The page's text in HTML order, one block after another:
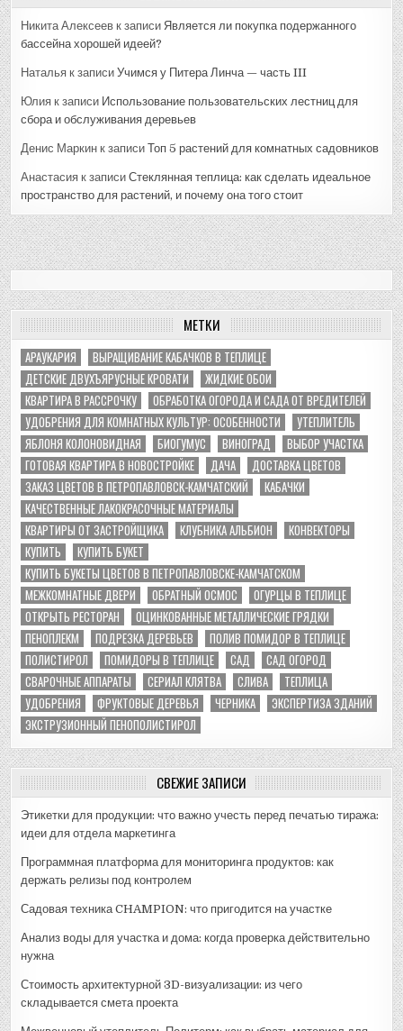
Никита Алексеев к записи Является ли покупка подержанного
бассейна хорошей идеей?
Наталья к записиУчимся у Питера Линча — часть III
Юлия к записи Использование пользовательских лестниц для
сбора и обслуживания деревьев
Денис Маркин к записиТоп 5 растений для комнатных садовников
Анастасия к записиСтеклянная теплица: как сделать идеальное
пространство для растений, и почему она того стоит
МЕТКИ
АРАУКАРИЯ
ВЫРАЩИВАНИЕ КАБАЧКОВ В ТЕПЛИЦЕ
ДЕТСКИЕ ДВУХЪЯРУСНЫЕ КРОВАТИ
ЖИДКИЕ ОБОИ
КВАРТИРА В РАССРОЧКУ
ОБРАБОТКА ОГОРОДА И САДА ОТ ВРЕДИТЕЛЕЙ
УДОБРЕНИЯ ДЛЯ КОМНАТНЫХ КУЛЬТУР: ОСОБЕННОСТИ
УТЕПЛИТЕЛЬ
ЯБЛОНЯ КОЛОНОВИДНАЯ
БИОГУМУС ВИНОГРАД
ВЫБОР УЧАСТКА
ГОТОВАЯ КВАРТИРА В НОВОСТРОЙКЕ
ДАЧА
ДОСТАВКА ЦВЕТОВ
ЗАКАЗ ЦВЕТОВ В ПЕТРОПАВЛОВСК-КАМЧАТСКИЙ
КАБАЧКИ
КАЧЕСТВЕННЫЕ ЛАКОКРАСОЧНЫЕ МАТЕРИАЛЫ
КВАРТИРЫ ОТ ЗАСТРОЙЩИКА
КЛУБНИКА АЛЬБИОН
КОНВЕКТОРЫ
КУПИТЬ
КУПИТЬ БУКЕТ
КУПИТЬ БУКЕТЫ ЦВЕТОВ В ПЕТРОПАВЛОВСКЕ-КАМЧАТСКОМ
МЕЖКОМНАТНЫЕ ДВЕРИ
ОБРАТНЫЙ ОСМОС
ОГУРЦЫ В ТЕПЛИЦЕ
ОТКРЫТЬ РЕСТОРАН
ОЦИНКОВАННЫЕ МЕТАЛЛИЧЕСКИЕ ГРЯДКИ
ПЕНОПЛЕКМ
ПОДРЕЗКА ДЕРЕВЬЕВ
ПОЛИВ ПОМИДОР В ТЕПЛИЦЕ
ПОЛИСТИРОЛ
ПОМИДОРЫ В ТЕПЛИЦЕ САД
САД ОГОРОД
СВАРОЧНЫЕ АППАРАТЫ
СЕРИАЛ КЛЯТВА СЛИВА
ТЕПЛИЦА
УДОБРЕНИЯ
ФРУКТОВЫЕ ДЕРЕВЬЯ ЧЕРНИКА
ЭКСПЕРТИЗА ЗДАНИЙ
ЭКСТРУЗИОННЫЙ ПЕНОПОЛИСТИРОЛ
СВЕЖИЕ ЗАПИСИ
Этикетки для продукции: что важно учесть перед печатью тиража:
идеи для отдела маркетинга
Программная платформа для мониторинга продуктов: как
держать релизы под контролем
Садовая техника CHAMPION: что пригодится на участке
Анализ воды для участка и дома: когда проверка действительно
нужна
Стоимость архитектурной 3D-визуализации: из чего
складывается смета проекта